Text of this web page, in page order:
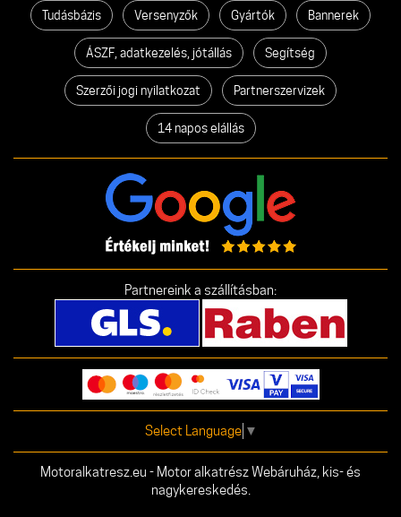
Tudásbázis Versenyzők Gyártók Bannerek
ÁSZF, adatkezelés, jótállás Segítség
Szerzői jogi nyilatkozat Partnerszervizek
14 napos elállás
Partnereink a szállításban:
Select Language ▼
Motoralkatresz.eu - Motor alkatrész Webáruház, kis- és
nagykereskedés.